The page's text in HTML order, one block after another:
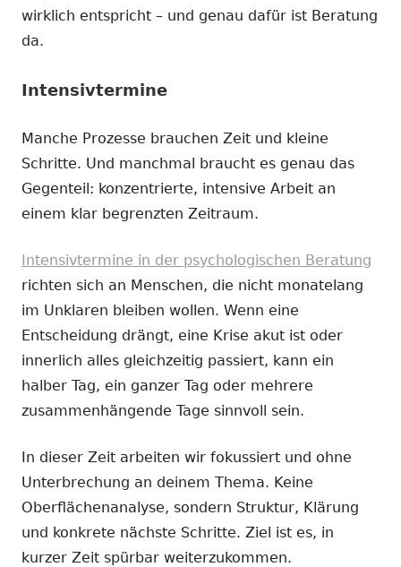
wirklich entspricht – und genau dafür ist Beratung
da.
Intensivtermine
Manche Prozesse brauchen Zeit und kleine
Schritte. Und manchmal braucht es genau das
Gegenteil: konzentrierte, intensive Arbeit an
einem klar begrenzten Zeitraum.
Intensivtermine in der psychologischen Beratung
richten sich an Menschen, die nicht monatelang
im Unklaren bleiben wollen. Wenn eine
Entscheidung drängt, eine Krise akut ist oder
innerlich alles gleichzeitig passiert, kann ein
halber Tag, ein ganzer Tag oder mehrere
zusammenhängende Tage sinnvoll sein.
In dieser Zeit arbeiten wir fokussiert und ohne
Unterbrechung an deinem Thema. Keine
Oberflächenanalyse, sondern Struktur, Klärung
und konkrete nächste Schritte. Ziel ist es, in
kurzer Zeit spürbar weiterzukommen.